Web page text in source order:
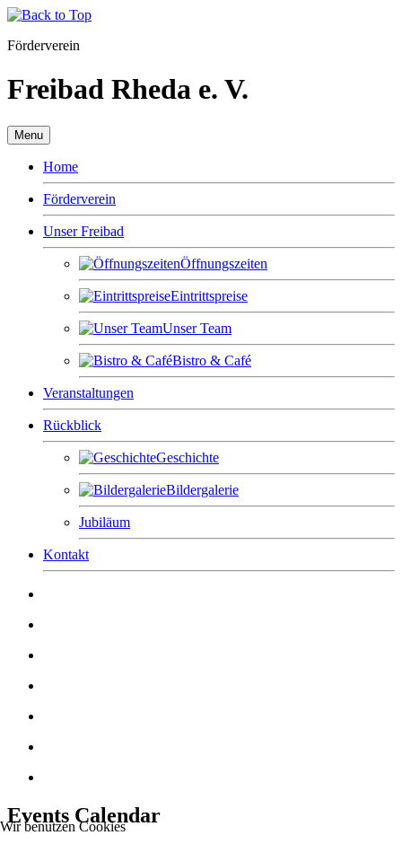
Förderverein
Freibad Rheda e. V.
Menu
Home
Förderverein
Unser Freibad
Öffnungszeiten
Eintrittspreise
Unser Team
Bistro & Café
Veranstaltungen
Rückblick
Geschichte
Bildergalerie
Jubiläum
Kontakt
Events Calendar
Wir benutzen Cookies